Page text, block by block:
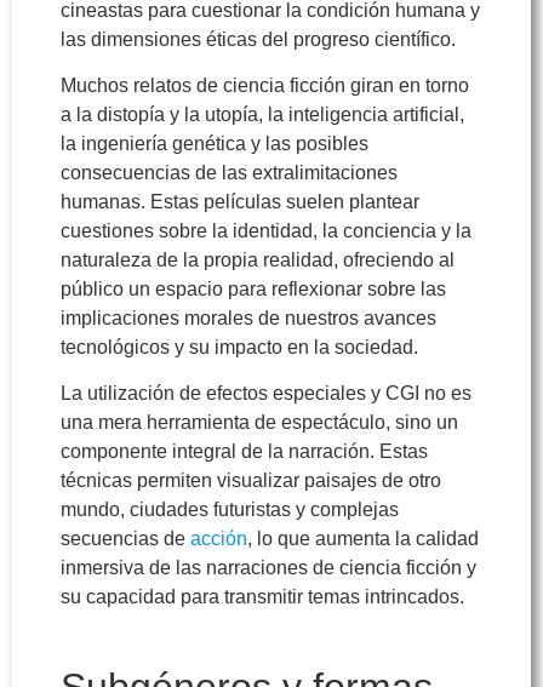
cineastas para cuestionar la condición humana y
las dimensiones éticas del progreso científico.
Muchos relatos de ciencia ficción giran en torno
a la distopía y la utopía, la inteligencia artificial,
la ingeniería genética y las posibles
consecuencias de las extralimitaciones
humanas. Estas películas suelen plantear
cuestiones sobre la identidad, la conciencia y la
naturaleza de la propia realidad, ofreciendo al
público un espacio para reflexionar sobre las
implicaciones morales de nuestros avances
tecnológicos y su impacto en la sociedad.
La utilización de efectos especiales y CGI no es
una mera herramienta de espectáculo, sino un
componente integral de la narración. Estas
técnicas permiten visualizar paisajes de otro
mundo, ciudades futuristas y complejas
secuencias de acción, lo que aumenta la calidad
inmersiva de las narraciones de ciencia ficción y
su capacidad para transmitir temas intrincados.